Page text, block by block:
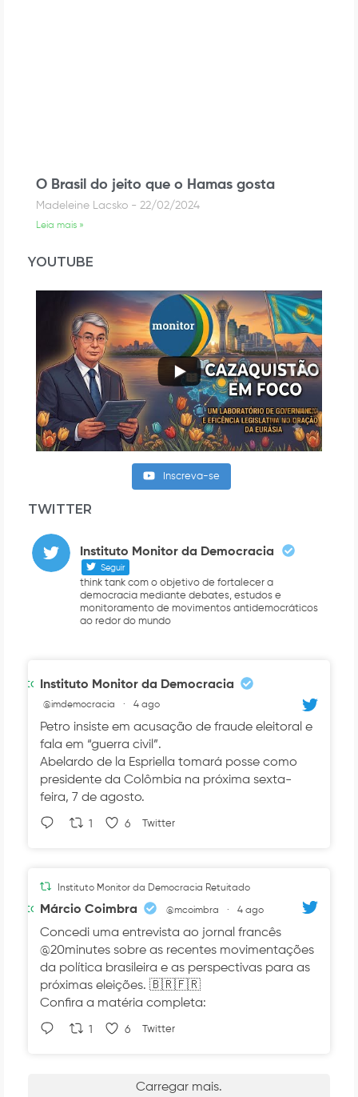
O Brasil do jeito que o Hamas gosta
Madeleine Lacsko 22/02/2024
Leia mais »
YOUTUBE
Inscreva-se
TWITTER
Instituto Monitor da Democracia
Seguir
think tank com o objetivo de fortalecer a
democracia mediante debates, estudos e
monitoramento de movimentos antidemocráticos
ao redor do mundo
Avatar Instituto Monitor da Democracia
@imdemocracia · 4 ago
Petro insiste em acusação de fraude eleitoral e
fala em “guerra civil”.
Abelardo de la Espriella tomará posse como
presidente da Colômbia na próxima sexta-
feira, 7 de agosto.
1 6 Twitter
Instituto Monitor da Democracia Retuitado
Avatar Márcio Coimbra @mcoimbra · 4 ago
Concedi uma entrevista ao jornal francês
@20minutes sobre as recentes movimentações
da política brasileira e as perspectivas para as
próximas eleições. 🇧🇷🇫🇷
Confira a matéria completa:
1 6 Twitter
Carregar mais.